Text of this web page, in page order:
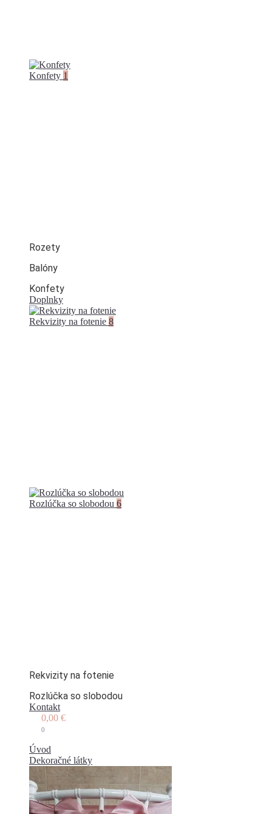
Konfety 1
Rozety
Balóny
Konfety
Doplnky
Rekvizity na fotenie 8
Rozlúčka so slobodou 6
Rekvizity na fotenie
Rozlúčka so slobodou
Kontakt
0,00 €
0
Úvod
Dekoračné látky